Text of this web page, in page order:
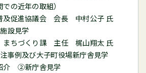
の近年の取組）
及促進協議会 会長 中村公子 氏
設見学
ちづくり課 主任 梶山翔太 氏
事例及び大子町役場新庁舎見学
介 ②新庁舎見学